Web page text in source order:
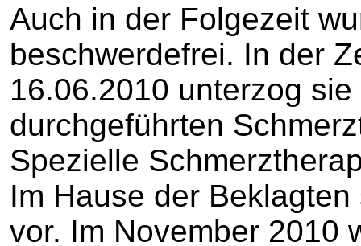
Auch in der Folgezeit
beschwerdefrei. In der
16.06.2010 unterzog
durchgeführten
Spezielle
Im Hause der
vor. Im November 2010